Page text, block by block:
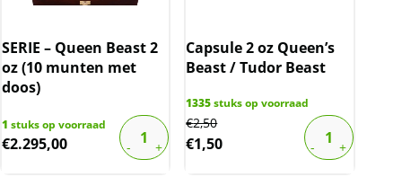
SERIE – Queen Beast 2
oz (10 munten met
doos)
1 stuks op voorraad
€2.295,00
Capsule 2 oz Queen’s
Beast / Tudor Beast
1335stuks op voorraad
€2,50
Original
price
€1,50
Current
price